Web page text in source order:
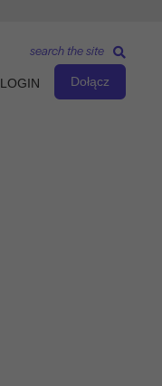
LOGIN Dołącz
search the site